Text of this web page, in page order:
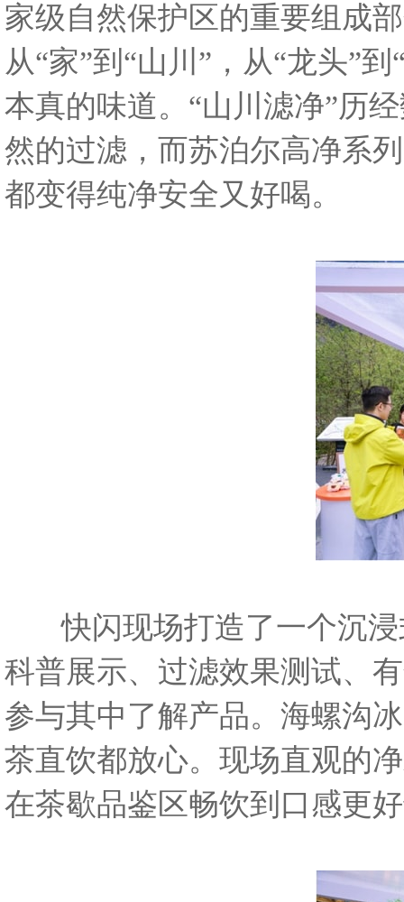
家级自然保护区的重要组成
从“家”到“山川”，从“龙头”
本真的味道。“山川滤净”历
然的过滤，而苏泊尔高净系
都变得纯净安全又好喝。
快闪现场打造了一个沉浸
科普展示、过滤效果测试、
参与其中了解产品。海螺沟
茶直饮都放心。现场直观的
在茶歇品鉴区畅饮到口感更